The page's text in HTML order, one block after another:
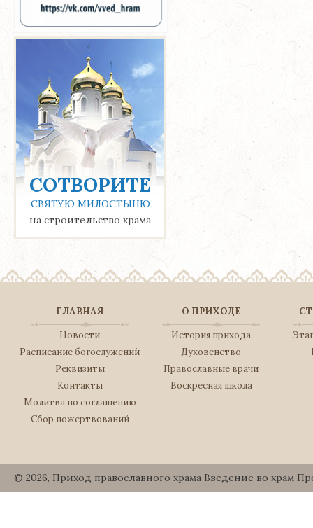
СОТВОРИТЕ
СВЯТУЮ МИЛОСТЫНЮ
на строительство храма
ГЛАВНАЯ
Новости
Расписание богослужений
Реквизиты
Контакты
Молитва по соглашению
Сбор пожертвований
О ПРИХОДЕ
История прихода
Духовенство
Православные врачи
Воскресная школа
© 2026, Приход православного храма Введение во храм